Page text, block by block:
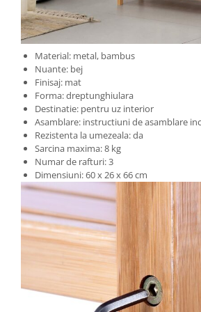
Cosuri de gunoi
Suporturi si accesorii de bucatarie
Living & hol
Mobila living
Comode
Mese cafea si decorative
Rafturi si biblioteci
Tabureti si fotolii
Mobila hol
Material: metal, bambus
Nuante: bej
Finisaj: mat
Forma: dreptunghiulara
Destinatie: pentru uz interior
Asamblare: instructiuni de asamblare
Rezistenta la umezeala: da
Sarcina maxima: 8 kg
Numar de rafturi: 3
Dimensiuni: 60 x 26 x 66 cm